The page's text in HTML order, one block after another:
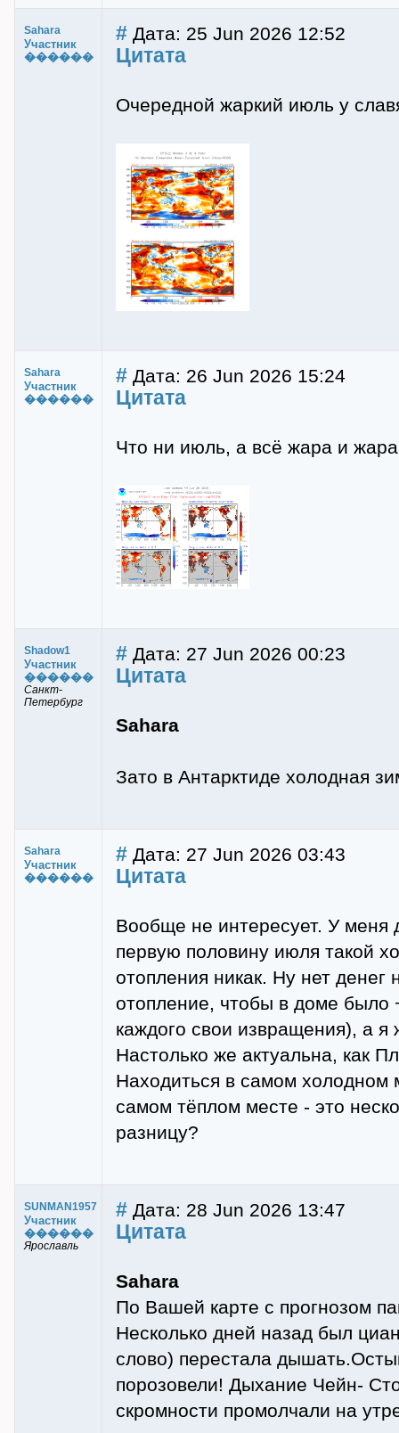
Sahara
Участник
������
# Дата: 25 Jun 2026 12:52
Цитата
Очередной жаркий июль у
Sahara
Участник
������
# Дата: 26 Jun 2026 15:24
Цитата
Что ни июль, а всё жара и
Shadow1
Участник
������
Санкт-
Петербург
# Дата: 27 Jun 2026 00:23
Цитата
Sahara
Зато в Антарктиде холодная
Sahara
Участник
������
# Дата: 27 Jun 2026 03:43
Цитата
Вообще не интересует. У меня
первую половину июля такой
отопления никак. Ну нет денег
отопление, чтобы в доме
каждого свои извращения), а я
Настолько же актуальна, как
Находиться в самом холодном
самом тёплом месте - это
разницу?
SUNMAN1957
Участник
������
Ярославль
# Дата: 28 Jun 2026 13:47
Цитата
Sahara
По Вашей карте с прогнозом
Несколько дней назад был
слово) перестала
порозовели! Дыхание Чейн-
скромности промолчали на